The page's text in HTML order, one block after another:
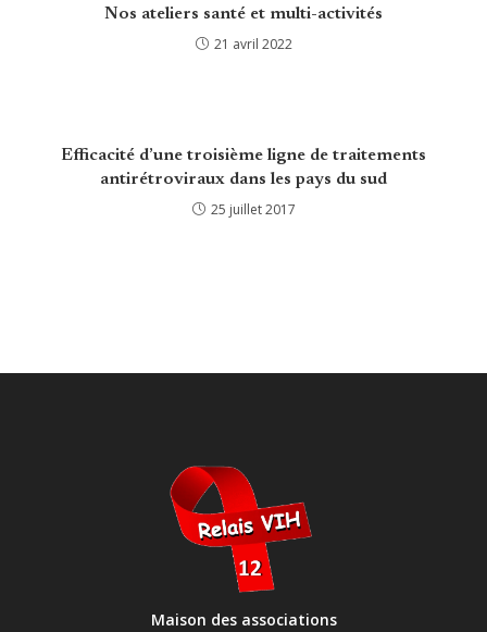
Nos ateliers santé et multi-activités
21 avril 2022
Efficacité d’une troisième ligne de traitements
antirétroviraux dans les pays du sud
25 juillet 2017
Maison des associations